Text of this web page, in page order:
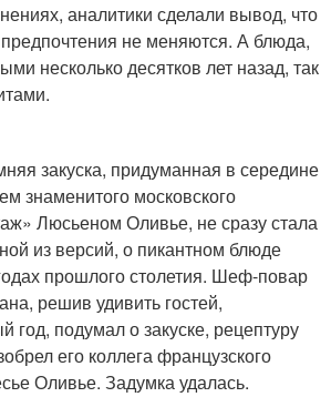
аналитики сделали вывод, что
не меняются. А блюда,
несколько десятков лет назад, так
закуска, придуманная в середине
знаменитого московского
Люсьеном Оливье, не сразу стала
из версий, о пикантном блюде
прошлого столетия. Шеф-повар
решив удивить гостей,
год, подумал о закуске, рецептуру
его коллега французского
Оливье. Задумка удалась.